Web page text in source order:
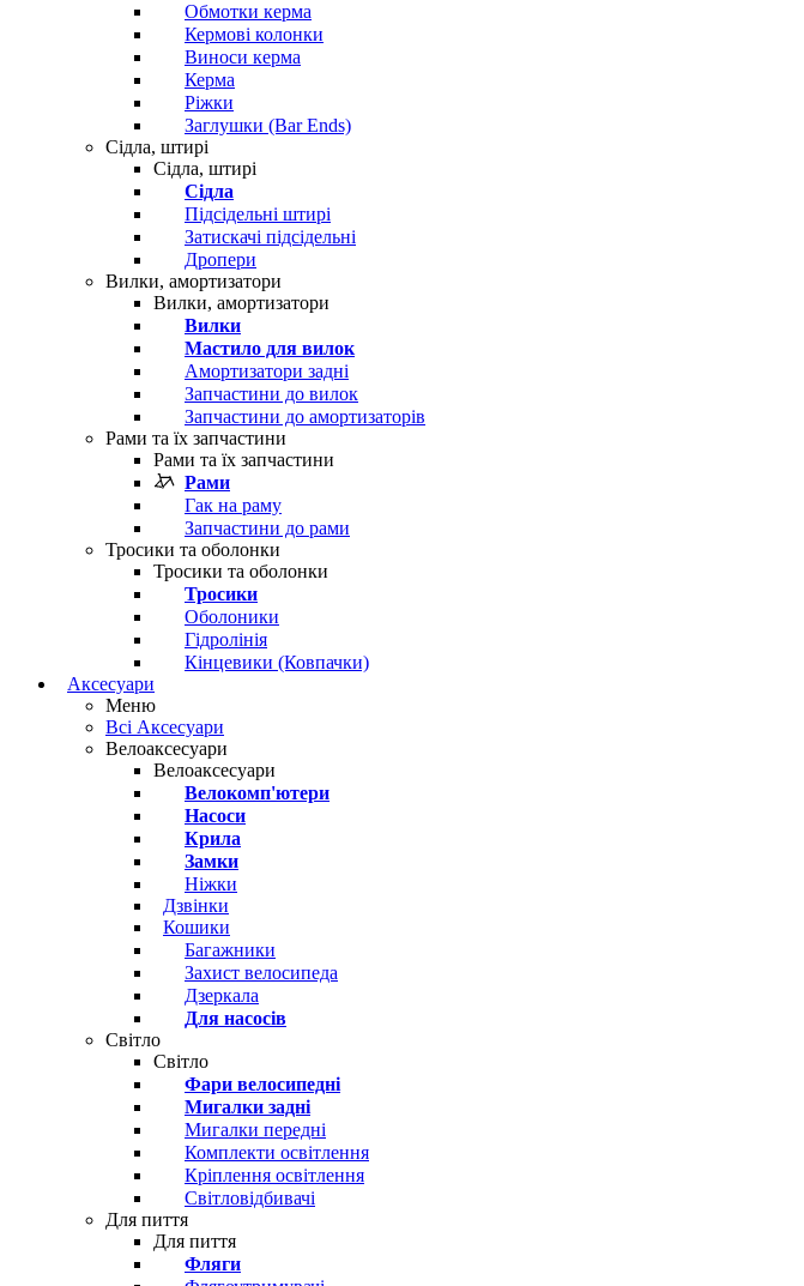
Обмотки керма
Кермові колонки
Виноси керма
Керма
Ріжки
Заглушки (Bar Ends)
Сідла, штирі
Сідла, штирі
Сідла
Підсідельні штирі
Затискачі підсідельні
Дропери
Вилки, амортизатори
Вилки, амортизатори
Вилки
Мастило для вилок
Амортизатори задні
Запчастини до вилок
Запчастини до амортизаторів
Рами та їх запчастини
Рами та їх запчастини
Рами
Гак на раму
Запчастини до рами
Тросики та оболонки
Тросики та оболонки
Тросики
Оболоники
Гідролінія
Кінцевики (Ковпачки)
Аксесуари
Меню
Всі Аксесуари
Велоаксесуари
Велоаксесуари
Велокомп'ютери
Насоси
Крила
Замки
Ніжки
Дзвінки
Кошики
Багажники
Захист велосипеда
Дзеркала
Для насосів
Світло
Світло
Фари велосипедні
Мигалки задні
Мигалки передні
Комплекти освітлення
Кріплення освітлення
Світловідбивачі
Для пиття
Для пиття
Фляги